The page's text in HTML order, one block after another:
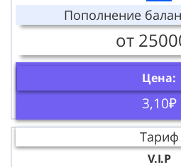
Пополнение
от
Цена:
3,10₽
Тариф
V.I.P